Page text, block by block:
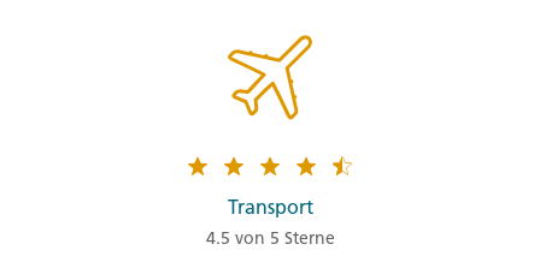
Transport
4.5 von 5 Sterne